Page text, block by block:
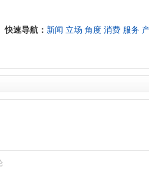
快速导航： 新闻 立场 角度 消费 服务